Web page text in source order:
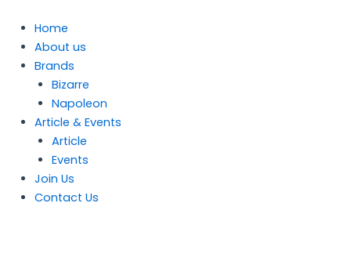
content
Home
About us
Brands
Bizarre
Napoleon
Article & Events
Article
Events
Join Us
Contact Us